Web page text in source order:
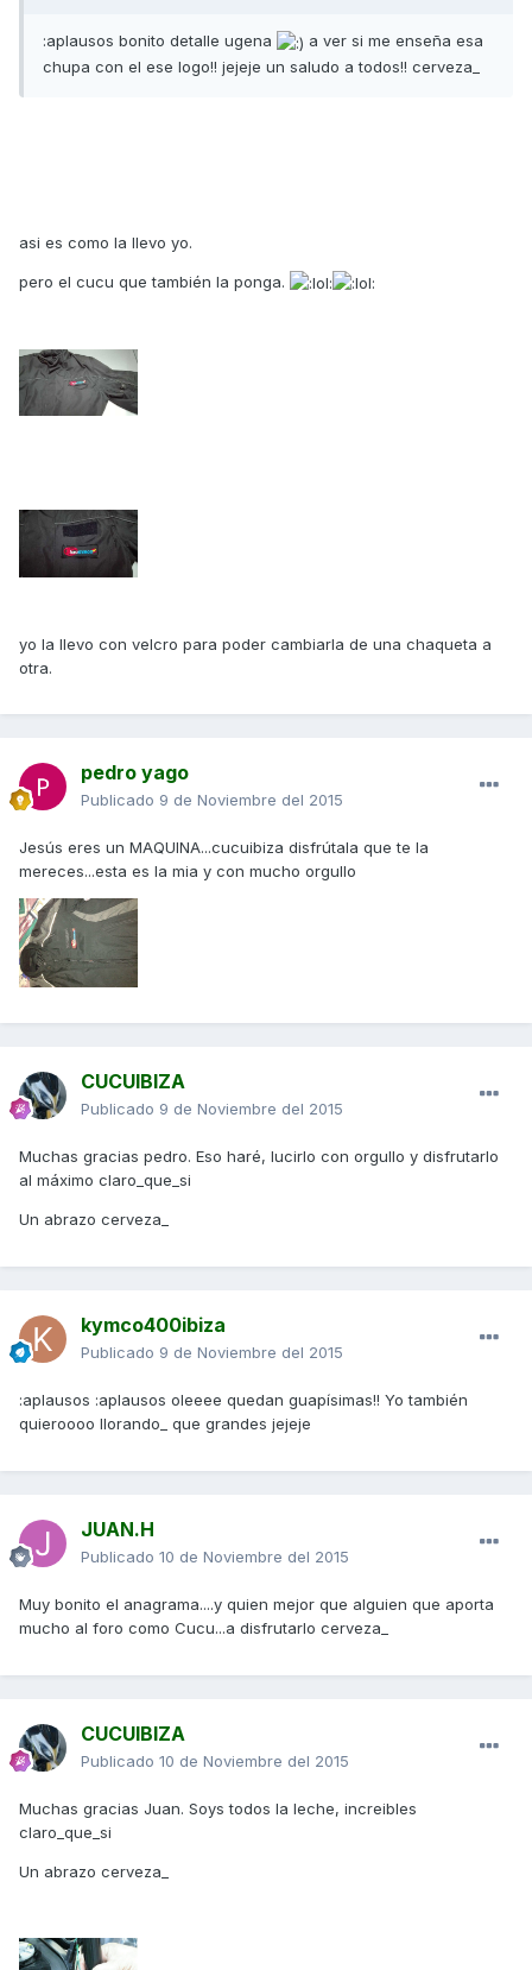
:aplausos bonito detalle ugena
a ver si me enseña esa
chupa con el ese logo!! jejeje un saludo a todos!! cerveza_
asi es como la llevo yo.
pero el cucu que también la ponga.
yo la llevo con velcro para poder cambiarla de una chaqueta a
otra.
pedro yago
Publicado 9 de Noviembre del 2015
Jesús eres un MAQUINA...cucuibiza disfrútala que te la
mereces...esta es la mia y con mucho orgullo
CUCUIBIZA
Publicado 9 de Noviembre del 2015
Muchas gracias pedro. Eso haré, lucirlo con orgullo y disfrutarlo
al máximo claro_que_si
Un abrazo cerveza_
kymco400ibiza
Publicado 9 de Noviembre del 2015
:aplausos :aplausos oleeee quedan guapísimas!! Yo también
quieroooo llorando_ que grandes jejeje
JUAN.H
Publicado 10 de Noviembre del 2015
Muy bonito el anagrama....y quien mejor que alguien que aporta
mucho al foro como Cucu...a disfrutarlo cerveza_
CUCUIBIZA
Publicado 10 de Noviembre del 2015
Muchas gracias Juan. Soys todos la leche, increibles
claro_que_si
Un abrazo cerveza_